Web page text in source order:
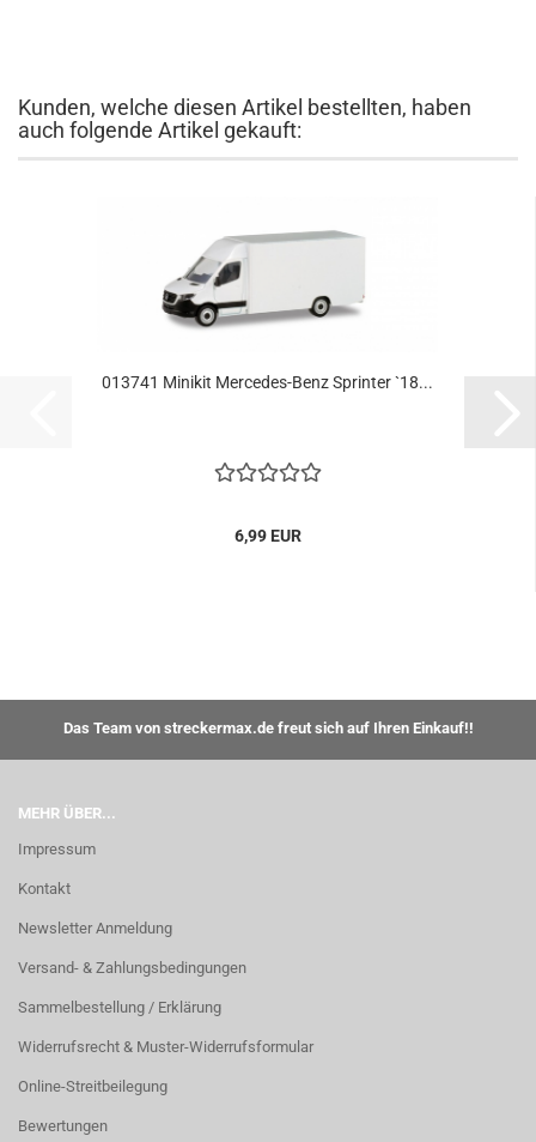
Kunden, welche diesen Artikel bestellten, haben
auch folgende Artikel gekauft:
013741 Minikit Mercedes-Benz Sprinter `18...
6,99 EUR
Das Team von streckermax.de freut sich auf Ihren Einkauf!!
MEHR ÜBER...
Impressum
Kontakt
Newsletter Anmeldung
Versand- & Zahlungsbedingungen
Sammelbestellung / Erklärung
Widerrufsrecht & Muster-Widerrufsformular
Online-Streitbeilegung
Bewertungen